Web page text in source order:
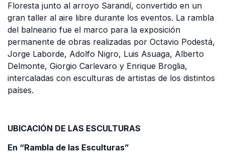
Floresta junto al arroyo Sarandí, convertido en un
gran taller al aire libre durante los eventos. La rambla
del balneario fue el marco para la exposición
permanente de obras realizadas por Octavio Podestá,
Jorge Laborde, Adolfo Nigro, Luis Asuaga, Alberto
Delmonte, Giorgio Carlevaro y Enrique Broglia,
intercaladas con esculturas de artistas de los distintos
países.
UBICACIÓN DE LAS ESCULTURAS
En “Rambla de las Esculturas”